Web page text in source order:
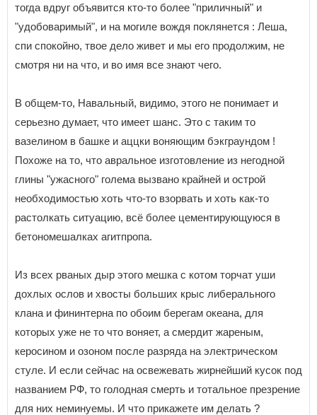
тогда вдруг объявится кто-то более "приличный" и
"удобоваримый", и на могиле вождя поклянется : Леша,
спи спокойно, твое дело живет и мы его продолжим, не
смотря ни на что, и во имя все знают чего.
В общем-то, Навальный, видимо, этого не понимает и
серьезно думает, что имеет шанс. Это с таким то
вазелином в башке и аццки воняющим бэкграундом !
Похоже на то, что авральное изготовление из негодной
глины "ужасного" голема вызвано крайней и острой
необходимостью хоть что-то взорвать и хоть как-то
растолкать ситуацию, всё более цементирующуюся в
бетономешалках агитпропа.
Из всех рваных дыр этого мешка с котом торчат уши
дохлых ослов и хвосты больших крыс либерального
клана и фининтерна по обоим берегам океана, для
которых уже не то что воняет, а смердит жареным,
керосином и озоном после разряда на электрическом
стуле. И если сейчас на освежевать жирнейший кусок под
названием РФ, то голодная смерть и тотальное презрение
для них неминуемы. И что прикажете им делать ?